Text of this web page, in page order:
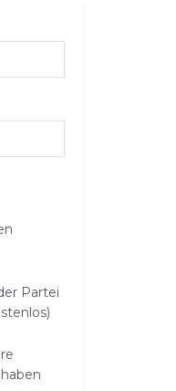
Partei